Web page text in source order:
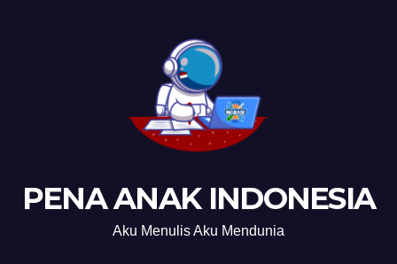
PENA ANAK INDONESIA
Aku Menulis Aku Mendunia